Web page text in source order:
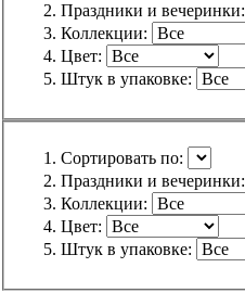
Праздники и вечеринки:
Коллекции:
Цвет:
Штук в упаковке:
Сортировать по:
Праздники и вечеринки:
Коллекции:
Цвет:
Штук в упаковке: